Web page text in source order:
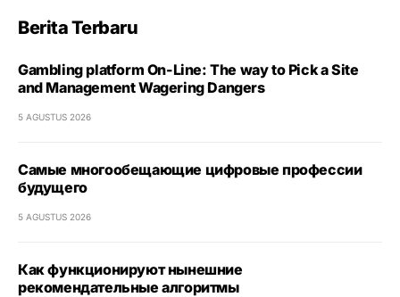
Berita Terbaru
Gambling platform On-Line: The way to Pick a Site
and Management Wagering Dangers
5 AGUSTUS 2026
Самые многообещающие цифровые профессии
будущего
5 AGUSTUS 2026
Как функционируют нынешние
рекомендательные алгоритмы